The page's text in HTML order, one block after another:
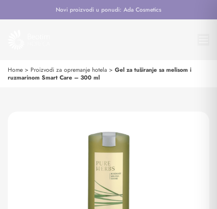
Novi proizvodi u ponudi: Ada Cosmetics
Home > Proizvodi za opremanje hotela > Gel za tuširanje sa melisom i
ruzmarinom Smart Care – 300 ml